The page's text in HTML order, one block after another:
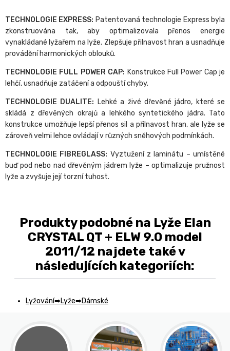
TECHNOLOGIE EXPRESS: Patentovaná technologie Express byla
zkonstruována tak, aby optimalizovala přenos energie
vynakládané lyžařem na lyže. Zlepšuje přilnavost hran a usnadňuje
provádění harmonických oblouků.
TECHNOLOGIE FULL POWER CAP: Konstrukce Full Power Cap je
lehčí, usnadňuje zatáčení a odpouští chyby.
TECHNOLOGIE DUALITE: Lehké a živé dřevěné jádro, které se
skládá z dřevěných okrajů a lehkého syntetického jádra. Tato
konstrukce umožňuje lepší přenos sil a přilnavost hran, ale lyže se
zároveň velmi lehce ovládají v různých sněhových podmínkách.
TECHNOLOGIE FIBREGLASS: Vyztužení z laminátu – umístěné
buď pod nebo nad dřevěným jádrem lyže – optimalizuje pružnost
lyže a zvyšuje její torzní tuhost.
Produkty podobné na Lyže Elan
CRYSTAL QT + ELW 9.0 model
2011/12 najdete také v
následujících kategoriích:
Lyžování Lyže Dámské